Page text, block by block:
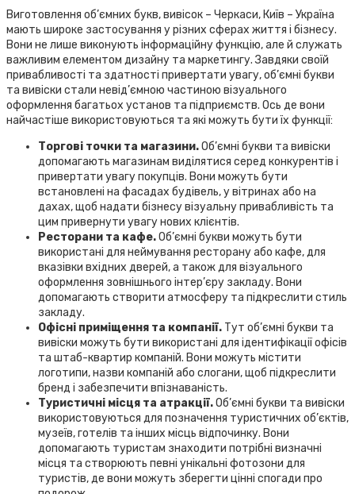
Виготовлення об’ємних букв, вивісок – Черкаси, Київ – Україна
мають широке застосування у різних сферах життя і бізнесу.
Вони не лише виконують інформаційну функцію, але й служать
важливим елементом дизайну та маркетингу. Завдяки своїй
привабливості та здатності привертати увагу, об’ємні букви
та вивіски стали невід’ємною частиною візуального
оформлення багатьох установ та підприємств. Ось де вони
найчастіше використовуються та які можуть бути їх функції:
Торгові точки та магазини.Об’ємні букви та вивіски
допомагають магазинам виділятися серед конкурентів і
привертати увагу покупців. Вони можуть бути
встановлені на фасадах будівель, у вітринах або на
дахах, щоб надати бізнесу візуальну привабливість та
цим привернути увагу нових клієнтів.
Ресторани та кафе.Об’ємні букви можуть бути
використані для неймування ресторану або кафе, для
вказівки вхідних дверей, а також для візуального
оформлення зовнішнього інтер’єру закладу. Вони
допомагають створити атмосферу та підкреслити стиль
закладу.
Офісні приміщення та компанії. Тут об’ємні букви та
вивіски можуть бути використані для ідентифікації офісів
та штаб-квартир компаній. Вони можуть містити
логотипи, назви компаній або слогани, щоб підкреслити
бренд і забезпечити впізнаваність.
Туристичні місця та атракції.Об’ємні букви та вивіски
використовуються для позначення туристичних об’єктів,
музеїв, готелів та інших місць відпочинку. Вони
допомагають туристам знаходити потрібні визначні
місця та створюють певні унікальні фотозони для
туристів, де вони можуть зберегти цінні спогади про